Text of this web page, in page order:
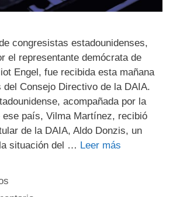
congresistas estadounidenses,
el representante demócrata de
Engel, fue recibida esta mañana
del Consejo Directivo de la DAIA.
acompañada por la
ese país, Vilma Martínez, recibió
de la DAIA, Aldo Donzis, un
situación del … Leer más